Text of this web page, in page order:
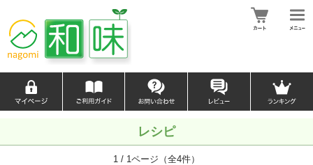
レシピ
1 / 1ページ（全4件）